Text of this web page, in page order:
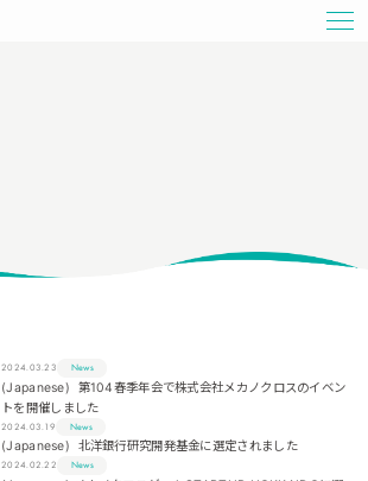
2024.03.23 News
(Japanese) 第104春季年会で株式会社メカノクロスのイベン
トを開催しました
2024.03.19 News
(Japanese) 北洋銀行研究開発基金に選定されました
2024.02.22 News